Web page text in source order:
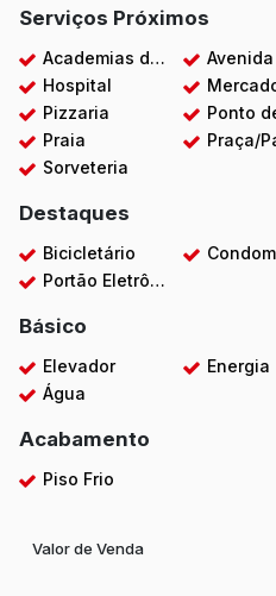
Serviços Próximos
Academias de ginástica Avenida
Hospital
Pizzaria
Ponto de
Praia
Praça/
Sorveteria
Destaques
Bicicletário Condomínio
Portão Eletrônico
Básico
Elevador Energia
Água
Acabamento
Piso Frio
Valor de Venda